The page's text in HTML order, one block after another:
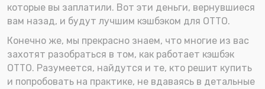
которые вы заплатили. Вот эти деньги, вернувшиеся
вам назад, и будут лучшим кэшбэком для OTTO.
Конечно же, мы прекрасно знаем, что многие из вас
захотят разобраться в том, как работает кэшбэк
OTTO. Разумеется, найдутся и те, кто решит купить
и попробовать на практике, не вдаваясь в детальные